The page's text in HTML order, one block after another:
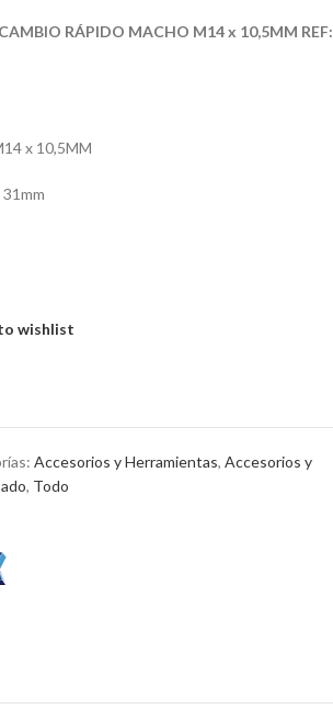
RÁPIDO MACHO M14 x 10,5MM REF:
x 10,5MM
wishlist
Accesorios y Herramientas, Accesorios y
, Todo